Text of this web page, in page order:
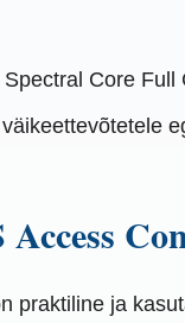
Core
praktiline ja